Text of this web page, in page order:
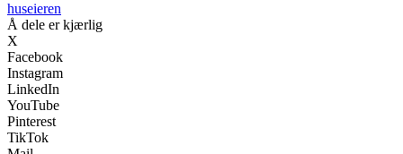
huseieren
Å dele er kjærlig
X
Facebook
Instagram
LinkedIn
YouTube
Pinterest
TikTok